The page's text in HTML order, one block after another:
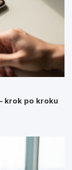
krok po kroku